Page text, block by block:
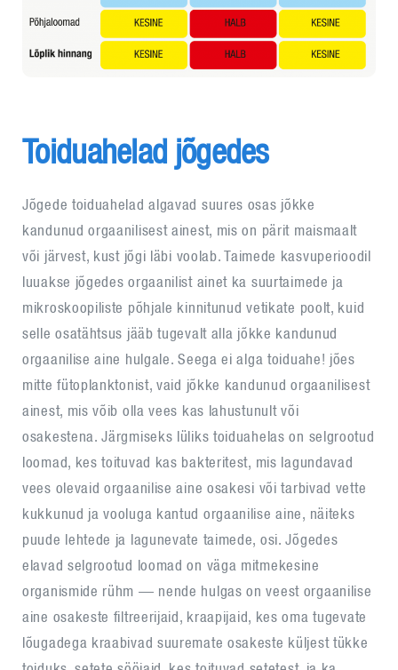
Toiduahelad jõgedes
Jõgede toiduahelad algavad suures osas jõkke
kandunud orgaanilisest ainest, mis on pärit maismaalt
või järvest, kust jõgi läbi voolab. Taimede kasvuperioodil
luuakse jõgedes orgaanilist ainet ka suurtaimede ja
mikroskoopiliste põhjale kinnitunud vetikate poolt, kuid
selle osatähtsus jääb tugevalt alla jõkke kandunud
orgaanilise aine hulgale. Seega ei alga toiduahe! jões
mitte fütoplanktonist, vaid jõkke kandunud orgaanilisest
ainest, mis võib olla vees kas lahustunult või
osakestena. Järgmiseks lüliks toiduahelas on selgrootud
loomad, kes toituvad kas bakteritest, mis lagundavad
vees olevaid orgaanilise aine osakesi või tarbivad vette
kukkunud ja vooluga kantud orgaanilise aine, näiteks
puude lehtede ja lagunevate taimede, osi. Jõgedes
elavad selgrootud loomad on väga mitmekesine
organismide rühm — nende hulgas on veest orgaanilise
aine osakeste filtreerijaid, kraapijaid, kes oma tugevate
lõugadega kraabivad suuremate osakeste küljest tükke